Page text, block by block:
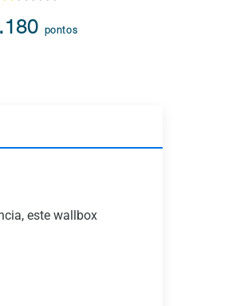
pontos
este wallbox